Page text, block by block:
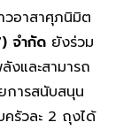
วอาสาศุภนิมิต
จำกัด ยังร่วม
งและสามารถ
การสนับสนุน
รัวละ 2 ถุงได้